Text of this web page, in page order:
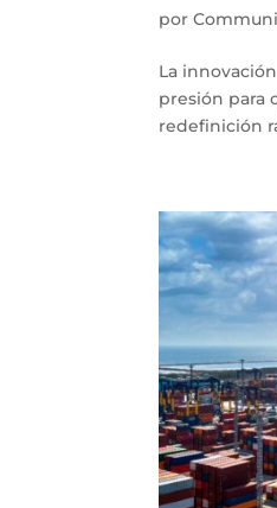
por
La
presión para
redefinición